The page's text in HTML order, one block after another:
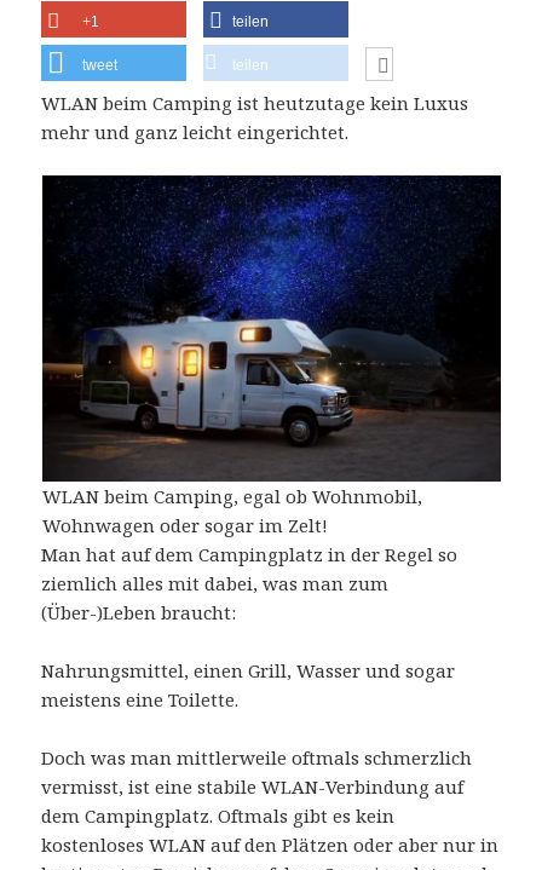
+1 teilen
tweet teilen
WLAN beim Camping ist heutzutage kein Luxus
mehr und ganz leicht eingerichtet.
WLAN beim Camping, egal ob Wohnmobil,
Wohnwagen oder sogar im Zelt!
Man hat auf dem Campingplatz in der Regel so
ziemlich alles mit dabei, was man zum
(Über-)Leben braucht:
Nahrungsmittel, einen Grill, Wasser und sogar
meistens eine Toilette.
Doch was man mittlerweile oftmals schmerzlich
vermisst, ist eine stabile WLAN-Verbindung auf
dem Campingplatz. Oftmals gibt es kein
kostenloses WLAN auf den Plätzen oder aber nur in